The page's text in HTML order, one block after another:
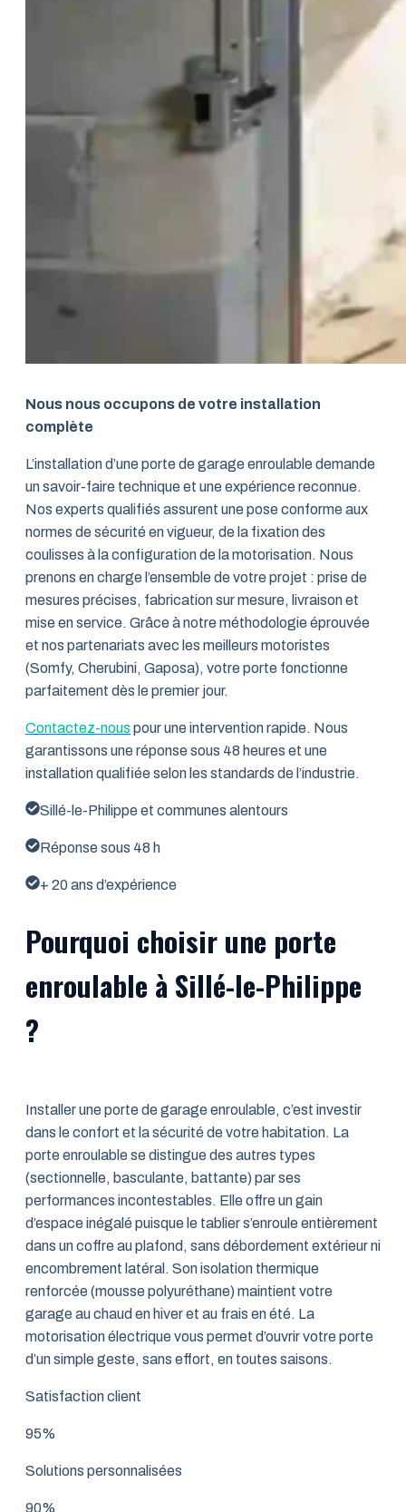
Nous nous occupons de votre installation
complète
L’installation d’une porte de garage enroulable demande
un savoir-faire technique et une expérience reconnue.
Nos experts qualifiés assurent une pose conforme aux
normes de sécurité en vigueur, de la fixation des
coulisses à la configuration de la motorisation. Nous
prenons en charge l’ensemble de votre projet : prise de
mesures précises, fabrication sur mesure, livraison et
mise en service. Grâce à notre méthodologie éprouvée
et nos partenariats avec les meilleurs motoristes
(Somfy, Cherubini, Gaposa), votre porte fonctionne
parfaitement dès le premier jour.
Contactez-nous pour une intervention rapide. Nous
garantissons une réponse sous 48 heures et une
installation qualifiée selon les standards de l’industrie.
Sillé-le-Philippe et communes alentours
Réponse sous 48 h
+ 20 ans d’expérience
Pourquoi choisir une porte
enroulable à Sillé-le-Philippe
?
Installer une porte de garage enroulable, c’est investir
dans le confort et la sécurité de votre habitation. La
porte enroulable se distingue des autres types
(sectionnelle, basculante, battante) par ses
performances incontestables. Elle offre un gain
d’espace inégalé puisque le tablier s’enroule entièrement
dans un coffre au plafond, sans débordement extérieur ni
encombrement latéral. Son isolation thermique
renforcée (mousse polyuréthane) maintient votre
garage au chaud en hiver et au frais en été. La
motorisation électrique vous permet d’ouvrir votre porte
d’un simple geste, sans effort, en toutes saisons.
Satisfaction client
95%
Solutions personnalisées
90%